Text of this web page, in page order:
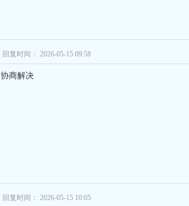
回复时间： 2026-05-15 09:58
协商解决
回复时间： 2026-05-15 10:05